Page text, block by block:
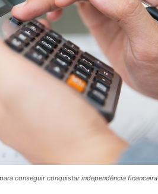
conseguir conquistar independência financeira